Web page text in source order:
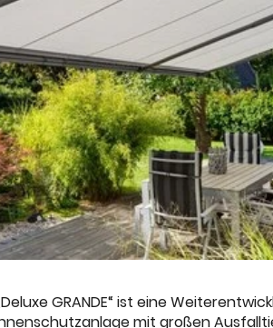
GRANDE“ ist eine
mit großen